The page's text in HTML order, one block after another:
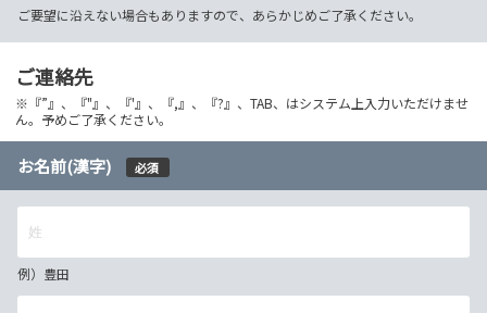
ご要望に沿えない場合もありますので、あらかじめご了承ください。
ご連絡先
※『”』、『"』、『'』、『,』、『?』、TAB、はシステム上入力いただけませ
ん。予めご了承ください。
お名前(漢字) 必須
例）豊田